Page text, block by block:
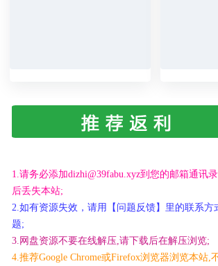
1.请务必添加dizhi@39fabu.xyz到您的邮箱通讯
后丢失本站;
2.如有资源失效，请用【问题反馈】里的联系方
题;
3.网盘资源不要在线解压,请下载后在解压浏览;
4.推荐Google Chrome或Firefox浏览器浏览本站,